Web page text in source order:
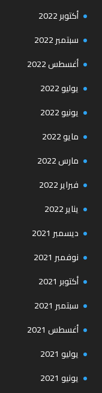
أكتوبر 2022
سبتمبر 2022
أغسطس 2022
يوليو 2022
يونيو 2022
مايو 2022
مارس 2022
فبراير 2022
يناير 2022
ديسمبر 2021
نوفمبر 2021
أكتوبر 2021
سبتمبر 2021
أغسطس 2021
يوليو 2021
يونيو 2021